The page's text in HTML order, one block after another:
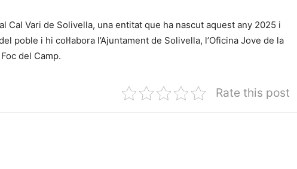
Cal Vari de Solivella, una entitat que ha nascut aquest any 2025 i
poble i hi col·labora l’Ajuntament de Solivella, l’Oficina Jove de la
del Camp.
Rate this post